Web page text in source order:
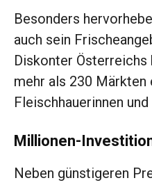
Besonders
auch sein
Diskonter
mehr als 230 Märkten
Fleischhauerinnen
Millionen-
Neben günstigeren